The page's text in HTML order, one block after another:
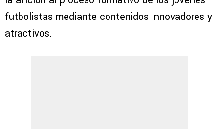
futbolistas mediante contenidos innovadores y
atractivos.